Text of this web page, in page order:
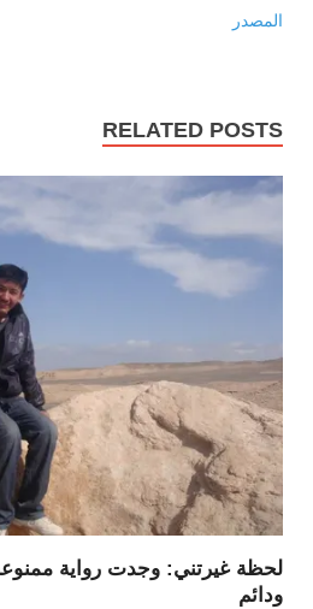
المصدر
RELATED POSTS
لحظة غيرتني: وجدت رواية
ودائم